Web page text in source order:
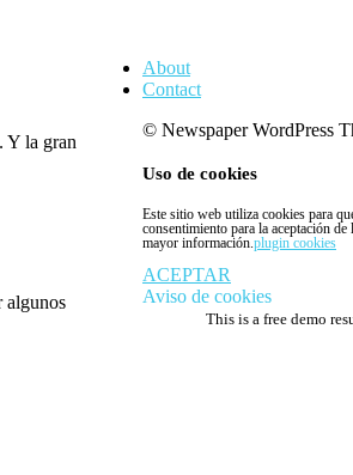
Y la gran
algunos
About
Contact
© Newspaper WordPress
Uso de cookies
Este sitio web utiliza cookies para
consentimiento para la aceptación
mayor información.plugin cookies
ACEPTAR
Aviso de cookies
This is a free demo